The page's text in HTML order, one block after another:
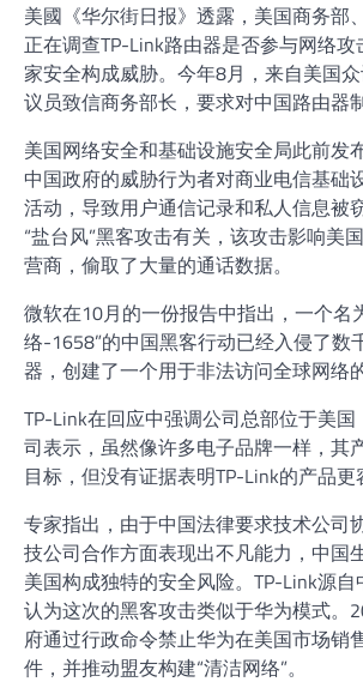
美國《华尔街日报》透露，美国商务部
正在调查TP-Link路由器是否参与网络
家安全构成威胁。今年8月，来自美国
议员致信商务部长，要求对中国路由器
美国网络安全和基础设施安全局此前发
中国政府的威胁行为者对商业电信基础
活动，导致用户通信记录和私人信息被
“盐台风”黑客攻击有关，该攻击影响美
营商，偷取了大量的通话数据。
微软在10月的一份报告中指出，一个名
络-1658”的中国黑客行动已经入侵了数
器，创建了一个用于非法访问全球网络
TP-Link在回应中强调公司总部位于美
司表示，虽然像许多电子品牌一样，其
目标，但没有证据表明TP-Link的产品更
专家指出，由于中国法律要求技术公司
技公司合作方面表现出不凡能力，中国
美国构成独特的安全风险。TP-Link源
认为这次的黑客攻击类似于华为模式。
府通过行政命令禁止华为在美国市场销
件，并推动盟友构建“清洁网络”。